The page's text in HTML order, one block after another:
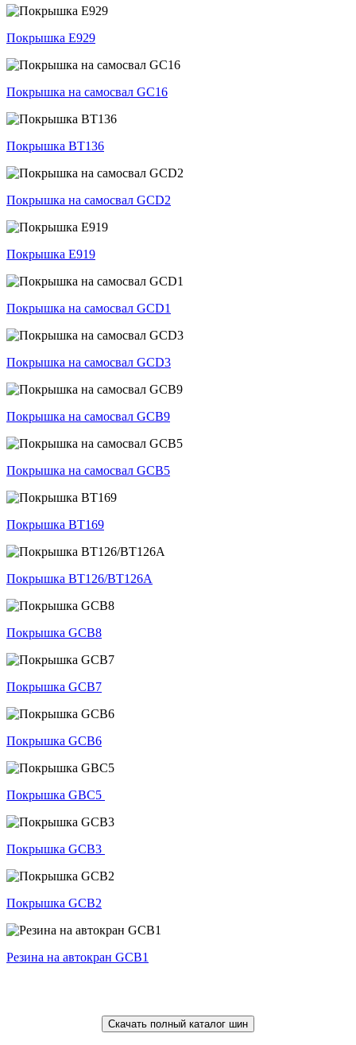
Покрышка E929
Покрышка на самосвал GC16
Покрышка BT136
Покрышка на самосвал GCD2
Покрышка E919
Покрышка на самосвал GCD1
Покрышка на самосвал GCD3
Покрышка на самосвал GCB9
Покрышка на самосвал GCB5
Покрышка BT169
Покрышка BT126/BT126A
Покрышка GCB8
Покрышка GCB7
Покрышка GCB6
Покрышка GBC5
Покрышка GCB3
Покрышка GCB2
Резина на автокран GCB1
Скачать полный каталог шин